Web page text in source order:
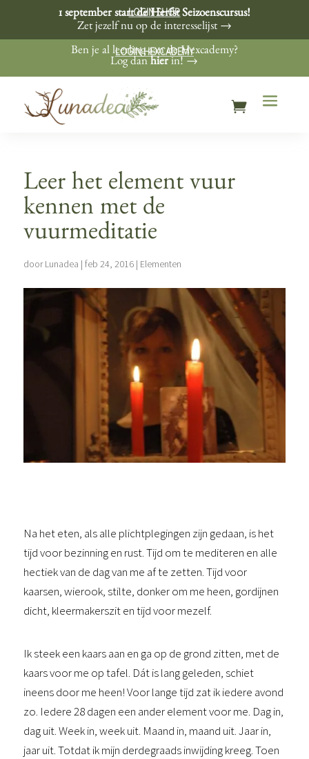
LOGIN SHOP
1 september start de Herfst Seizoenscursus!
Zet jezelf nu op de interesselijst →
LOGIN HEXCADEMY
Ben je al leerling aan de Hexcademy?
Log danhier in! →
Leer het element vuur
kennen met de
vuurmeditatie
doorLunadea | feb 24, 2016| Elementen
Na het eten, als alle plichtplegingen zijn gedaan, is het
tijd voor bezinning en rust. Tijd om te mediteren en alle
hectiek van de dag van me af te zetten. Tijd voor
kaarsen, wierook, stilte, donker om me heen, gordijnen
dicht, kleermakerszit en tijd voor mezelf.
Ik steek een kaars aan en ga op de grond zitten, met de
kaars voor me op tafel. Dát is lang geleden, schiet
ineens door me heen! Voor lange tijd zat ik iedere avond
zo. Iedere 28 dagen een ander element voor me. Dag in,
dag uit. Week in, week uit. Maand in, maand uit. Jaar in,
jaar uit. Totdat ik mijn derdegraads inwijding kreeg. Toen